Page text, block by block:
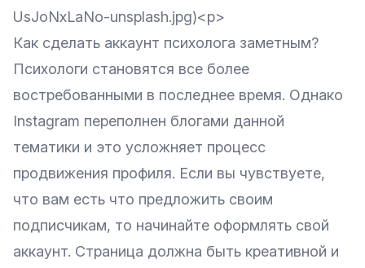
UsJoNxLaNo-unsplash.jpg)<p>
Как сделать аккаунт психолога заметным?
Психологи становятся все более
востребованными в последнее время. Однако
Instagram переполнен блогами данной
тематики и это усложняет процесс
продвижения профиля. Если вы чувствуете,
что вам есть что предложить своим
подписчикам, то начинайте оформлять свой
аккаунт. Страница должна быть креативной и